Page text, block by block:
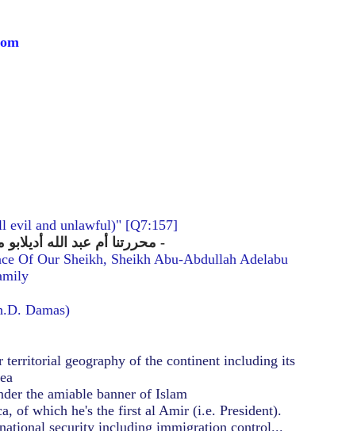
evil and unlawful)" [Q7:157]
محررتنا أم عبد الله أديلابو و إرشاده - حفظهما الله و حفظ أهلهما -
Of Our Sheikh, Sheikh Abu-Abdullah Adelabu
Damas)
geography of the continent including its
the amiable banner of Islam
of which he's the first al Amir (i.e. President).
security including immigration control...